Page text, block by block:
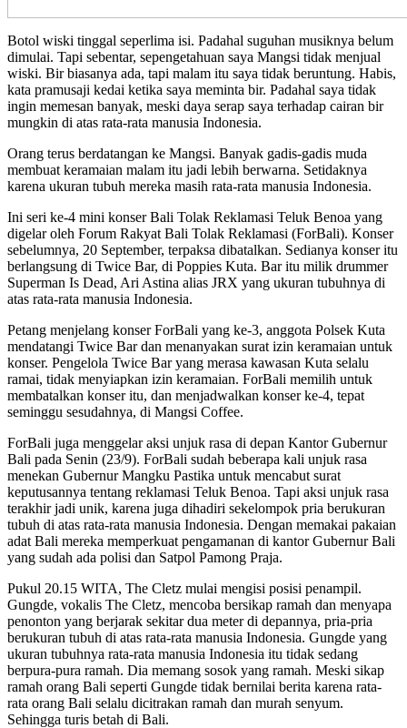
Botol wiski tinggal seperlima isi. Padahal suguhan musiknya belum
dimulai. Tapi sebentar, sepengetahuan saya Mangsi tidak menjual
wiski. Bir biasanya ada, tapi malam itu saya tidak beruntung. Habis,
kata pramusaji kedai ketika saya meminta bir. Padahal saya tidak
ingin memesan banyak, meski daya serap saya terhadap cairan bir
mungkin di atas rata-rata manusia Indonesia.
Orang terus berdatangan ke Mangsi. Banyak gadis-gadis muda
membuat keramaian malam itu jadi lebih berwarna. Setidaknya
karena ukuran tubuh mereka masih rata-rata manusia Indonesia.
Ini seri ke-4 mini konser Bali Tolak Reklamasi Teluk Benoa yang
digelar oleh Forum Rakyat Bali Tolak Reklamasi (ForBali). Konser
sebelumnya, 20 September, terpaksa dibatalkan. Sedianya konser itu
berlangsung di Twice Bar, di Poppies Kuta. Bar itu milik drummer
Superman Is Dead, Ari Astina alias JRX yang ukuran tubuhnya di
atas rata-rata manusia Indonesia.
Petang menjelang konser ForBali yang ke-3, anggota Polsek Kuta
mendatangi Twice Bar dan menanyakan surat izin keramaian untuk
konser. Pengelola Twice Bar yang merasa kawasan Kuta selalu
ramai, tidak menyiapkan izin keramaian. ForBali memilih untuk
membatalkan konser itu, dan menjadwalkan konser ke-4, tepat
seminggu sesudahnya, di Mangsi Coffee.
ForBali juga menggelar aksi unjuk rasa di depan Kantor Gubernur
Bali pada Senin (23/9). ForBali sudah beberapa kali unjuk rasa
menekan Gubernur Mangku Pastika untuk mencabut surat
keputusannya tentang reklamasi Teluk Benoa. Tapi aksi unjuk rasa
terakhir jadi unik, karena juga dihadiri sekelompok pria berukuran
tubuh di atas rata-rata manusia Indonesia. Dengan memakai pakaian
adat Bali mereka memperkuat pengamanan di kantor Gubernur Bali
yang sudah ada polisi dan Satpol Pamong Praja.
Pukul 20.15 WITA, The Cletz mulai mengisi posisi penampil.
Gungde, vokalis The Cletz, mencoba bersikap ramah dan menyapa
penonton yang berjarak sekitar dua meter di depannya, pria-pria
berukuran tubuh di atas rata-rata manusia Indonesia. Gungde yang
ukuran tubuhnya rata-rata manusia Indonesia itu tidak sedang
berpura-pura ramah. Dia memang sosok yang ramah. Meski sikap
ramah orang Bali seperti Gungde tidak bernilai berita karena rata-
rata orang Bali selalu dicitrakan ramah dan murah senyum.
Sehingga turis betah di Bali.